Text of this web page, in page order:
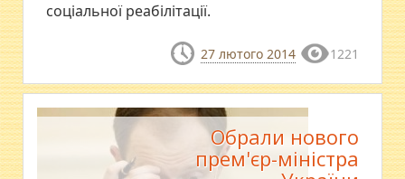
соціальної реабілітації.
27 лютого 2014 1221
Обрали нового
прем'єр-міністра